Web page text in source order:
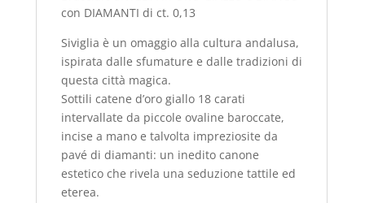
con DIAMANTI di ct. 0,13
Siviglia è un omaggio alla cultura andalusa,
ispirata dalle sfumature e dalle tradizioni di
questa città magica.
Sottili catene d’oro giallo 18 carati
intervallate da piccole ovaline baroccate,
incise a mano e talvolta impreziosite da
pavé di diamanti: un inedito canone
estetico che rivela una seduzione tattile ed
eterea.